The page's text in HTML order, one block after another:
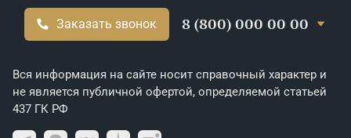
Заказать звонок 8 (800) 000 00 00
Вся информация на сайте носит справочный характер и
не является публичной офертой, определяемой статьей
437 ГК РФ